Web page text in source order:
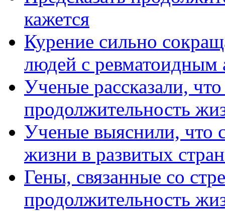
кажется
Курение сильно
людей с ревматоидным
Ученые рассказали,
продолжительность
Ученые выяснили, что
жизни в развитых
Гены, связанные со
продолжительность